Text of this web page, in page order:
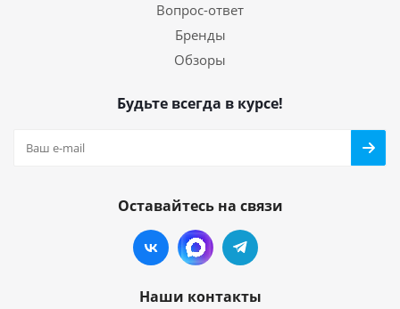
Вопрос-ответ
Бренды
Обзоры
Будьте всегда в курсе!
Оставайтесь на связи
Наши контакты